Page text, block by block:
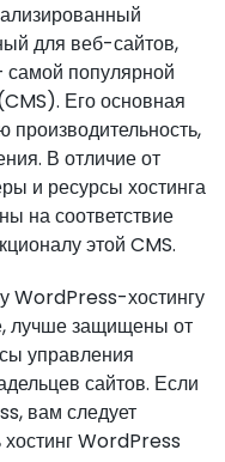
для веб-сайтов,
популярной
Его основная
В отличие от
и ресурсы хостинга
на соответствие
этой CMS.
WordPress-хостингу
лучше защищены от
управления
сайтов. Если
вам следует
хостинг WordPress